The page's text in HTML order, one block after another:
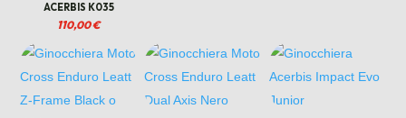
ACERBIS K035
110,00€